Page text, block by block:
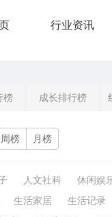
行业资讯
榜 成长排行榜
周榜 月榜
人文社科
休闲娱
生活家居
生活记录